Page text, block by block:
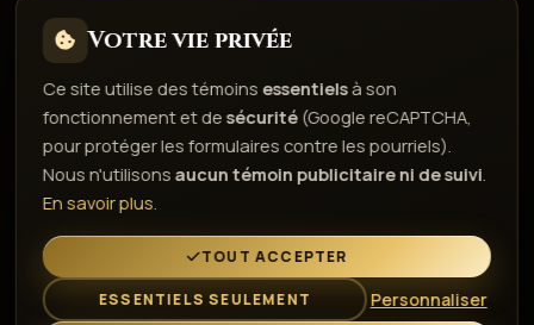
Facebook
Politique de confidentialité Conditions d'utilisation
Droits d'auteur & responsabilitéPolitique de témoins
L'esprit de la fête depuis 1980
© 2026 Gestion Showbizz Inc. — Tous droits réservés ·
Votre vie privée
Ce site utilise des témoinsessentielsà son
fonctionnement et desécurité (Google reCAPTCHA,
pour protéger les formulaires contre les pourriels).
Nous n'utilisonsaucun témoin publicitaire ni de suivi.
En savoir plus.
TOUT ACCEPTER
ESSENTIELS SEULEMENT Personnaliser